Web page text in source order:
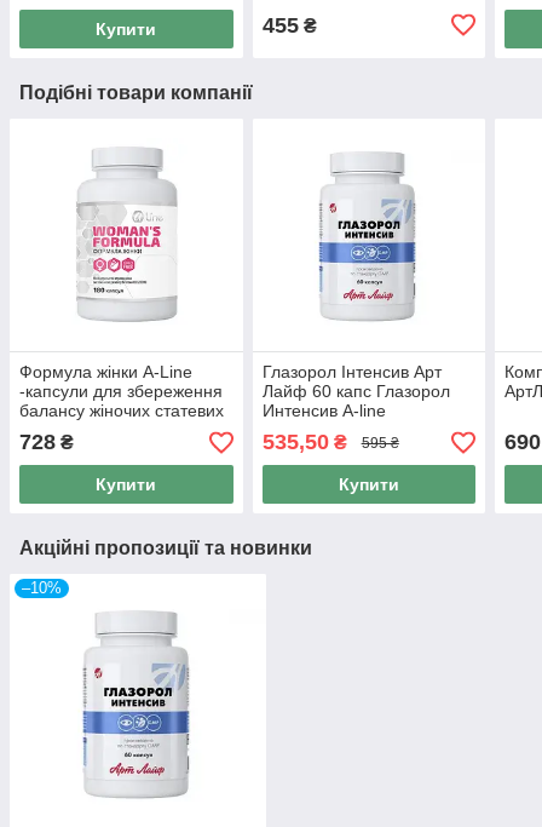
Купити 455₴
Подібні товари компанії
Формула жінки A-Line
-капсули для збереження
балансу жіночих статевих
гормонів 180 капсул (Арт
Лайф)
728 ₴
Купити
Глазорол Інтенсив Арт
Лайф 60 капс Глазорол
Интенсив A-line
535,50₴ 595 ₴
Купити
690
Акційні пропозиції та новинки
–10%